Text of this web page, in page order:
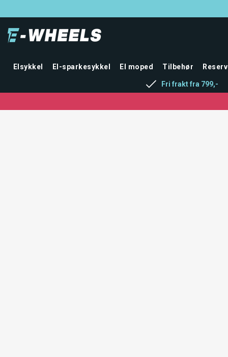
Elsykkel El-sparkesykkel El moped Tilbehør
Fri frakt fra 799,-